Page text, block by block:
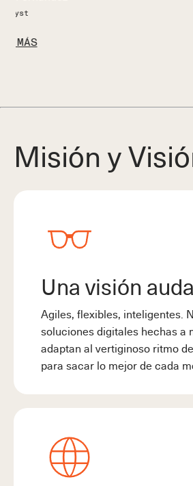
SEO Specialist
VER MÁS
Misión y
Una visión
Agiles, flexibles, inteligentes.
soluciones digitales hechas a
adaptan al vertiginoso ritmo
para sacar lo mejor de cada